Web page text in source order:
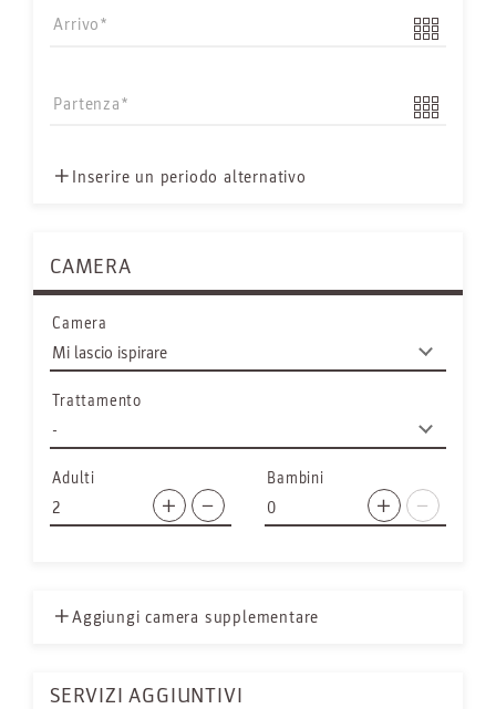
Arrivo
Partenza
Inserire un periodo alternativo
CAMERA
Camera
Trattamento
Adulti Bambini
Aggiungi camera supplementare
SERVIZI AGGIUNTIVI